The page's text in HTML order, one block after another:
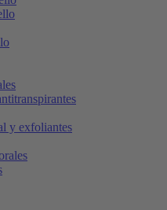
y exfoliantes